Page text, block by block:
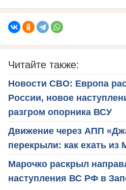
Читайте также:
Новости СВО: Европа
России, новое
разгром опорника ВСУ
Движение через АПП
перекрыли: как ехать
Марочко раскрыл
наступления ВС РФ в